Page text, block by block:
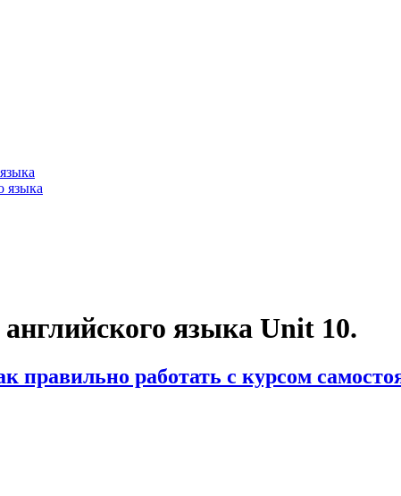
языка
языка Unit 10.
правильно работать с курсом